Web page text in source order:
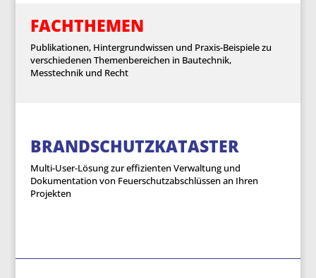
FACHTHEMEN
Publikationen, Hintergrundwissen und Praxis-Beispiele zu
verschiedenen Themenbereichen in Bautechnik,
Messtechnik und Recht
BRANDSCHUTZKATASTER
Multi-User-Lösung zur effizienten Verwaltung und
Dokumentation von Feuerschutzabschlüssen an Ihren
Projekten